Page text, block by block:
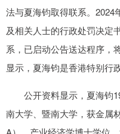
法与夏海钧取得联系。2024
及相关人士的行政处罚决定
系，已启动公告送达程序，
显示，夏海钧是香港特别行
公开资料显示，夏海钧
南大学、暨南大学，获金属